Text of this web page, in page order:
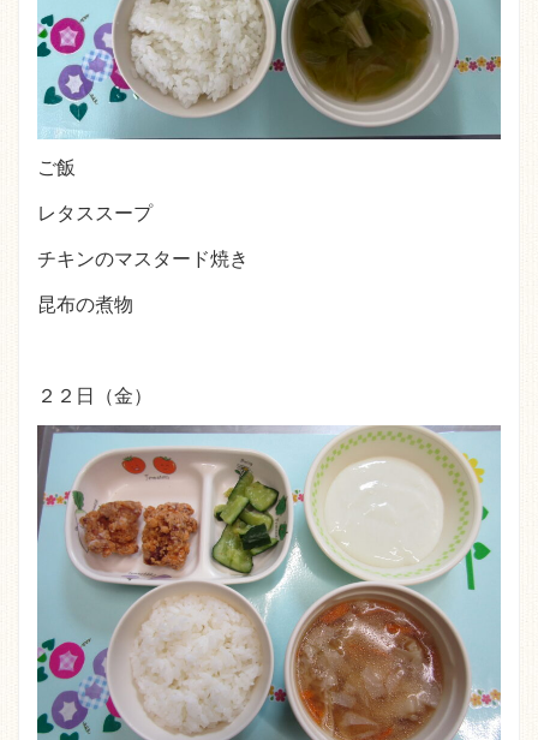
ご飯
レタススープ
チキンのマスタード焼き
昆布の煮物
２２日（金）